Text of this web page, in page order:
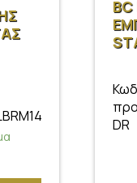
BC
DR